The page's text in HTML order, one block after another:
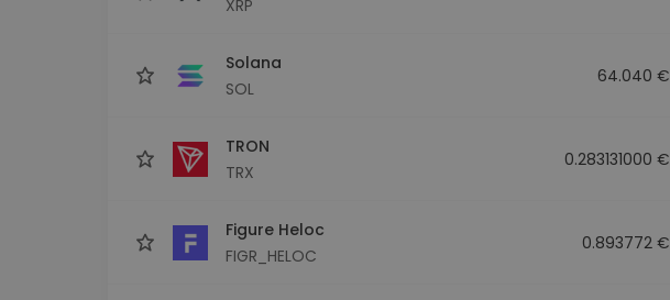
XRP
Solana
SOL
64.040 €
TRON
TRX
0.283131000 €
Figure Heloc
FIGR_HELOC
0.893772 €